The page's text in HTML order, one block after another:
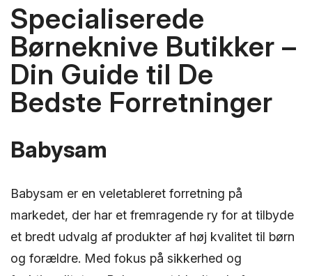
Specialiserede
Børneknive Butikker –
Din Guide til De
Bedste Forretninger
Babysam
Babysam er en veletableret forretning på
markedet, der har et fremragende ry for at tilbyde
et bredt udvalg af produkter af høj kvalitet til børn
og forældre. Med fokus på sikkerhed og